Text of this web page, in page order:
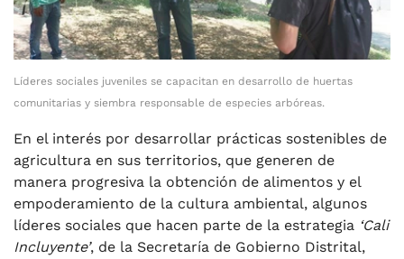
Líderes sociales juveniles se capacitan en desarrollo de huertas
comunitarias y siembra responsable de especies arbóreas.
En el interés por desarrollar prácticas sostenibles de
agricultura en sus territorios, que generen de
manera progresiva la obtención de alimentos y el
empoderamiento de la cultura ambiental, algunos
líderes sociales que hacen parte de la estrategia ‘Cali
Incluyente’, de la Secretaría de Gobierno Distrital,